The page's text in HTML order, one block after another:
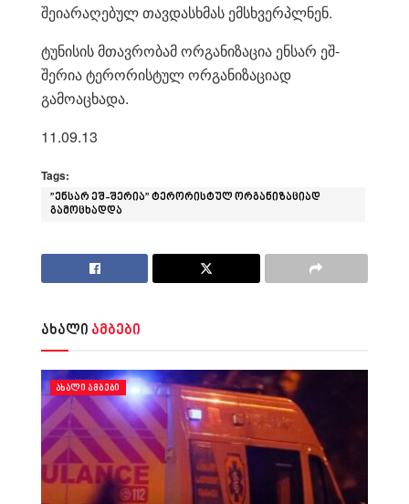
შეიარაღებულ თავდასხმას ემსხვერპლნენ.
ტუნისის მთავრობამ ორგანიზაცია ენსარ ეშ-
შერია ტერორისტულ ორგანიზაციად
გამოაცხადა.
11.09.13
Tags:
”ენსარ ეშ-შერია” ტერორისტულ ორგანიზაციად
გამოცხადდა
ახალი ამბები
ᲐᲮᲐᲚᲘ ᲐᲛᲑᲔᲑᲘ